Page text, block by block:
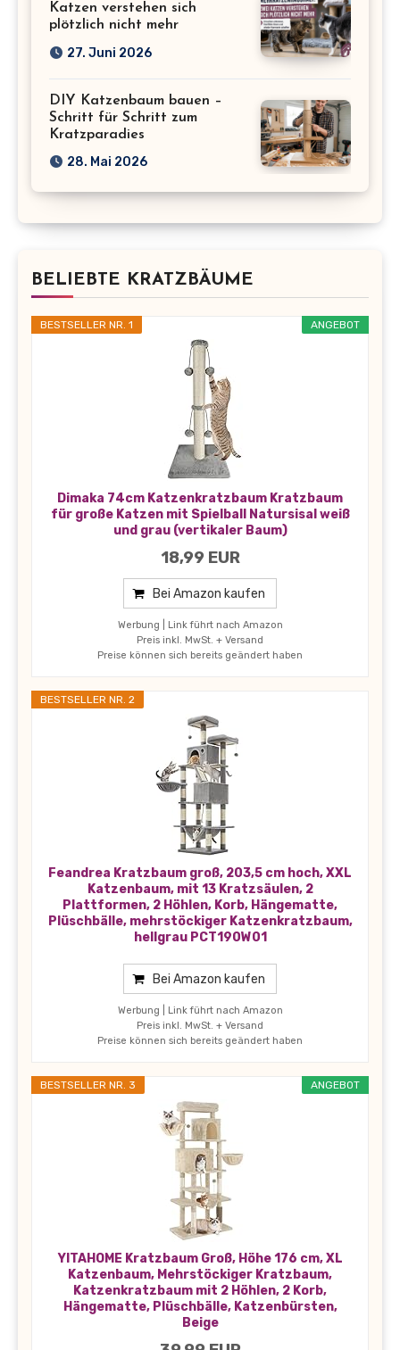
Katzen verstehen sich
plötzlich nicht mehr
27. Juni 2026
DIY Katzenbaum bauen –
Schritt für Schritt zum
Kratzparadies
28. Mai 2026
BELIEBTE KRATZBÄUME
ANGEBOT
BESTSELLER NR. 1
Dimaka 74cm Katzenkratzbaum Kratzbaum
für große Katzen mit Spielball Natursisal weiß
und grau (vertikaler Baum)
18,99 EUR
Bei Amazon kaufen
Werbung | Link führt nach Amazon
Preis inkl. MwSt. + Versand
Preise können sich bereits geändert haben
BESTSELLER NR. 2
Feandrea Kratzbaum groß, 203,5 cm hoch, XXL
Katzenbaum, mit 13 Kratzsäulen, 2
Plattformen, 2 Höhlen, Korb, Hängematte,
Plüschbälle, mehrstöckiger Katzenkratzbaum,
hellgrau PCT190W01
Bei Amazon kaufen
Werbung | Link führt nach Amazon
Preis inkl. MwSt. + Versand
Preise können sich bereits geändert haben
ANGEBOT
BESTSELLER NR. 3
YITAHOME Kratzbaum Groß, Höhe 176 cm, XL
Katzenbaum, Mehrstöckiger Kratzbaum,
Katzenkratzbaum mit 2 Höhlen, 2 Korb,
Hängematte, Plüschbälle, Katzenbürsten,
Beige